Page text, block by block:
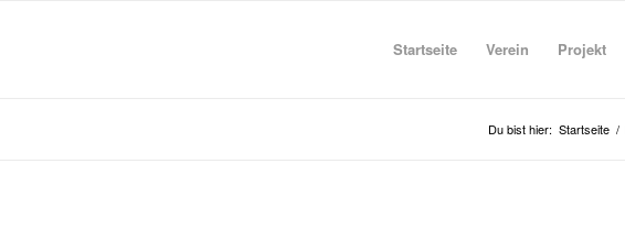
Startseite Verein Projekt
Du bist hier: Startseite /